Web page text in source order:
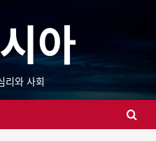
아
리와 사회